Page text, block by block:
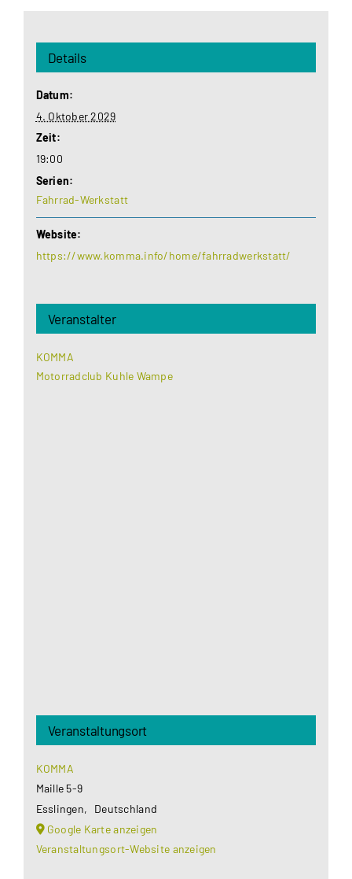
Details
Datum:
4. Oktober 2029
Zeit:
19:00
Serien:
Fahrrad-Werkstatt
Website:
https://www.komma.info/home/fahrradwerkstatt/
Veranstalter
KOMMA
Motorradclub Kuhle Wampe
Veranstaltungsort
KOMMA
Maille 5-9
Esslingen,
Deutschland
Google Karte anzeigen
Veranstaltungsort-Website anzeigen